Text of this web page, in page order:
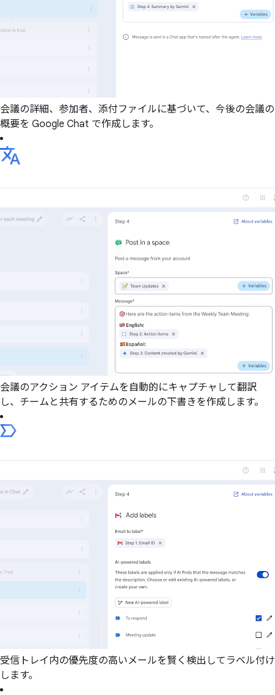
会議の詳細、参加者、添付ファイルに基づいて、今後の会議の
概要を Google Chat で作成します。
会議のアクション アイテムを自動的にキャプチャして翻訳
し、チームと共有するためのメールの下書きを作成します。
受信トレイ内の優先度の高いメールを賢く検出してラベル付け
します。